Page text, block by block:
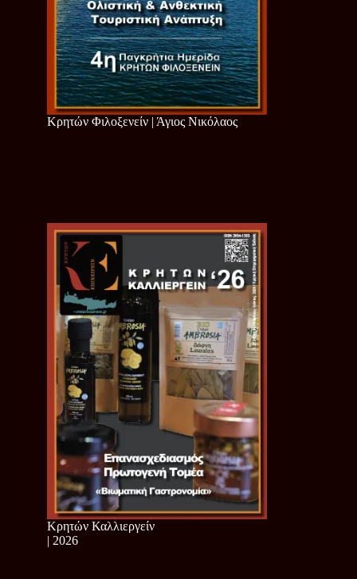
Κρητών Φιλοξενείν | Άγιος Νικόλαος
Κρητών Καλλιεργείν
| 2026